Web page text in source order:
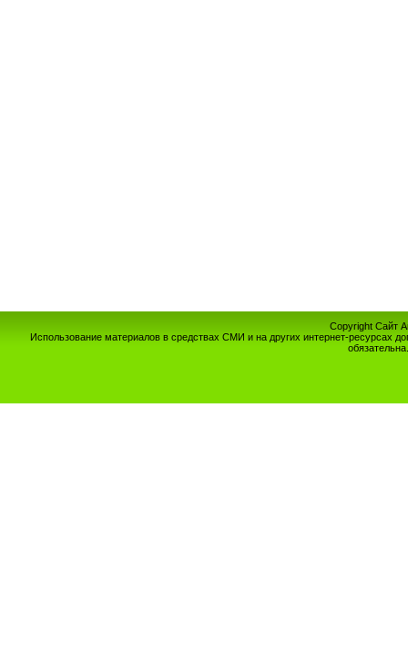
Copyright Сайт
Использование материалов в средствах СМИ и на других интернет-ресурсах
обязательна.